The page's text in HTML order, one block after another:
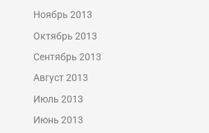
Ноябрь 2013
Октябрь 2013
Сентябрь 2013
Август 2013
Июль 2013
Июнь 2013